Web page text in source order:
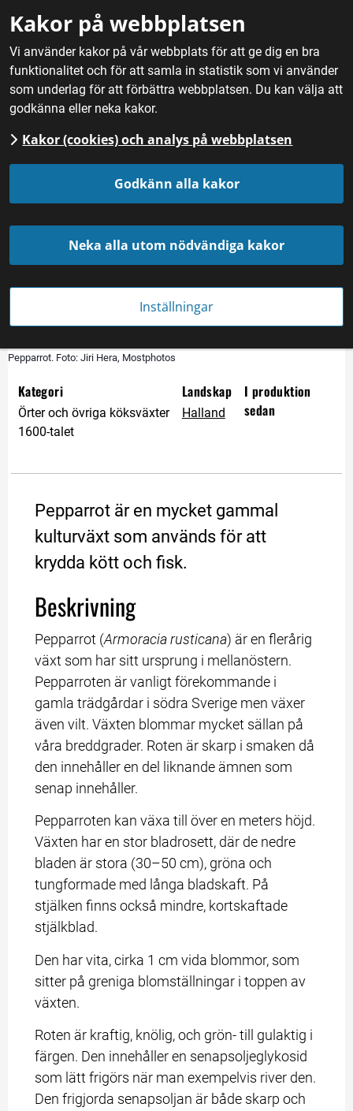
Kakor på webbplatsen
Vi använder kakor på vår webbplats för att ge dig en bra
funktionalitet och för att samla in statistik som vi använder
som underlag för att förbättra webbplatsen. Du kan välja att
godkänna eller neka kakor.
Kakor (cookies) och analys på webbplatsen
Godkänn alla kakor
Neka alla utom nödvändiga kakor
Inställningar
Hem / Mat / Örter och övriga köksväxter / Pepparrot
Pepparrot
Pepparrot. Foto: Jiri Hera, Mostphotos
Kategori
Örter och övriga köksväxter
Landskap
Halland
I produktion
sedan
1600-talet
Pepparrot är en mycket gammal
kulturväxt som används för att
krydda kött och fisk.
Beskrivning
Pepparrot (Armoracia rusticana) är en flerårig
växt som har sitt ursprung i mellanöstern.
Pepparroten är vanligt förekommande i
gamla trädgårdar i södra Sverige men växer
även vilt. Växten blommar mycket sällan på
våra breddgrader. Roten är skarp i smaken då
den innehåller en del liknande ämnen som
senap innehåller.
Pepparroten kan växa till över en meters höjd.
Växten har en stor bladrosett, där de nedre
bladen är stora (30–50 cm), gröna och
tungformade med långa bladskaft. På
stjälken finns också mindre, kortskaftade
stjälkblad.
Den har vita, cirka 1 cm vida blommor, som
sitter på greniga blomställningar i toppen av
växten.
Roten är kraftig, knölig, och grön- till gulaktig i
färgen. Den innehåller en senapsoljeglykosid
som lätt frigörs när man exempelvis river den.
Den frigjorda senapsoljan är både skarp och